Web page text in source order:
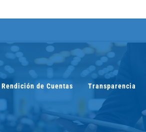
Rendición de Cuentas Transparencia